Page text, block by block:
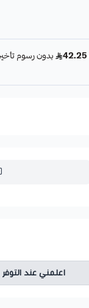
اعلمني عند التوفر